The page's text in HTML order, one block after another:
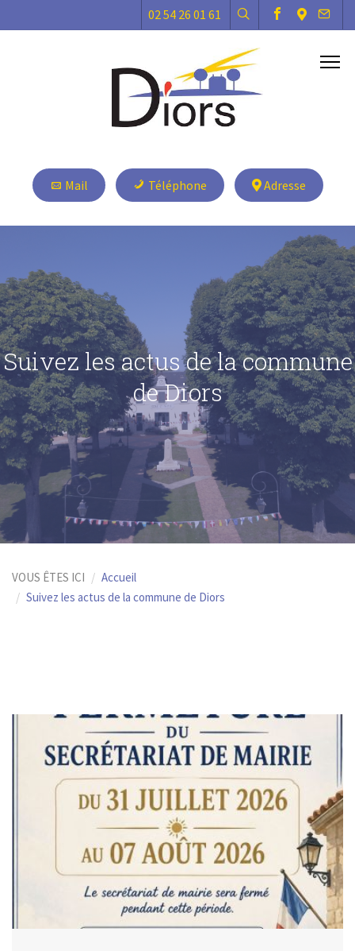
02 54 26 01 61
Mail Téléphone Adresse
Suivez les actus de la commune
de Diors
VOUS ÊTES ICI
Accueil
Suivez les actus de la commune de Diors